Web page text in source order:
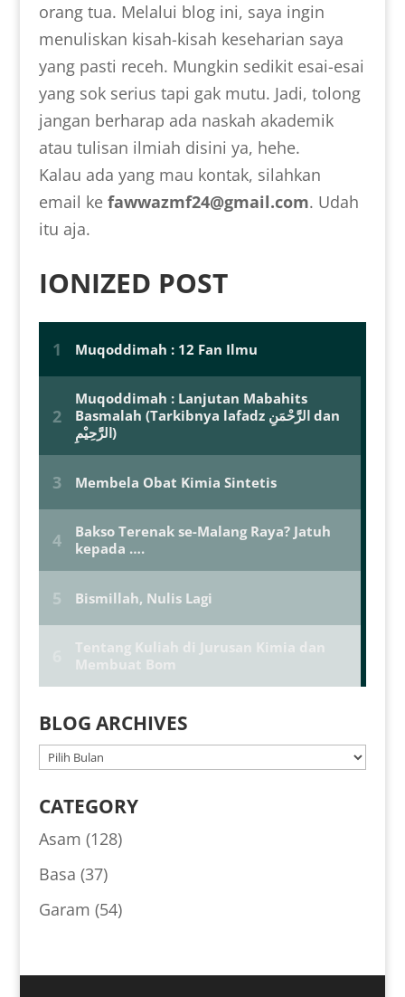
orang tua. Melalui blog ini, saya ingin
menuliskan kisah-kisah keseharian saya
yang pasti receh. Mungkin sedikit esai-esai
yang sok serius tapi gak mutu. Jadi, tolong
jangan berharap ada naskah akademik
atau tulisan ilmiah disini ya, hehe.
Kalau ada yang mau kontak, silahkan
email ke fawwazmf24@gmail.com. Udah
itu aja.
IONIZED POST
BLOG ARCHIVES
BLOG
CATEGORY
Asam (128)
Basa (37)
Garam (54)